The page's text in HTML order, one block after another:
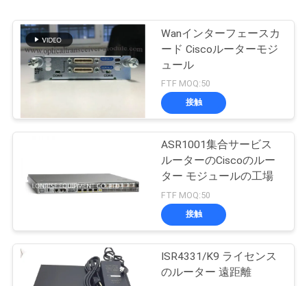
Wanインターフェースカ
ード Ciscoルーターモジ
ュール
FTF MOQ:50
接触
ASR1001集合サービス
ルーターのCiscoのルー
ター モジュールの工場
FTF MOQ:50
接触
ISR4331/K9 ライセンス
のルーター 遠距離